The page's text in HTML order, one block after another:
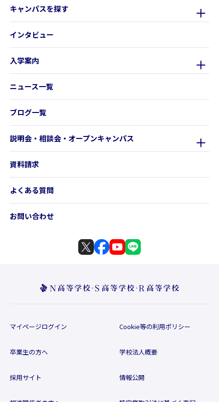
キャンパスを探す
インタビュー
入学案内
ニュース一覧
ブログ一覧
説明会・相談会・オープンキャンパス
資料請求
よくある質問
お問い合わせ
マイページログイン
卒業生の方へ
採用サイト
Cookie等の利用ポリシー
学校法人概要
情報公開